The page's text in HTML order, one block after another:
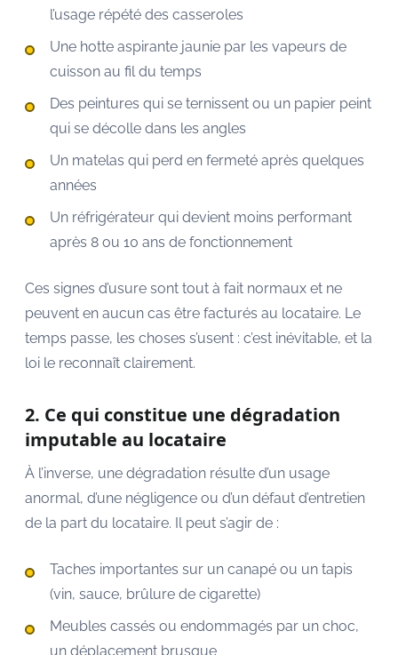
l’usage répété des casseroles
Une hotte aspirante jaunie par les vapeurs de
cuisson au fil du temps
Des peintures qui se ternissent ou un papier peint
qui se décolle dans les angles
Un matelas qui perd en fermeté après quelques
années
Un réfrigérateur qui devient moins performant
après 8 ou 10 ans de fonctionnement
Ces signes d’usure sont tout à fait normaux et ne
peuvent en aucun cas être facturés au locataire. Le
temps passe, les choses s’usent : c’est inévitable, et la
loi le reconnaît clairement.
2. Ce qui constitue une dégradation
imputable au locataire
À l’inverse, une dégradation résulte d’un usage
anormal, d’une négligence ou d’un défaut d’entretien
de la part du locataire. Il peut s’agir de :
Taches importantes sur un canapé ou un tapis
(vin, sauce, brûlure de cigarette)
Meubles cassés ou endommagés par un choc,
un déplacement brusque